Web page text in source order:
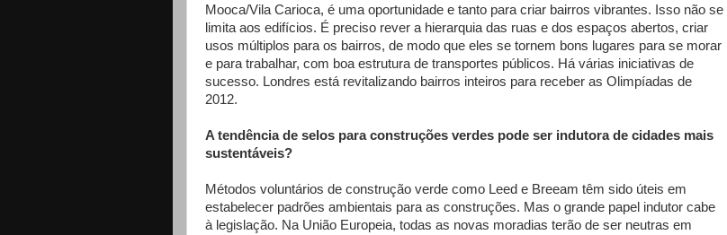
Mooca/Vila Carioca, é uma oportunidade e tanto para criar bairros vibrantes. Isso não se
limita aos edifícios. É preciso rever a hierarquia das ruas e dos espaços abertos, criar
usos múltiplos para os bairros, de modo que eles se tornem bons lugares para se morar
e para trabalhar, com boa estrutura de transportes públicos. Há várias iniciativas de
sucesso. Londres está revitalizando bairros inteiros para receber as Olimpíadas de
2012.
A tendência de selos para construções verdes pode ser indutora de cidades mais
sustentáveis?
Métodos voluntários de construção verde como Leed e Breeam têm sido úteis em
estabelecer padrões ambientais para as construções. Mas o grande papel indutor cabe
à legislação. Na União Europeia, todas as novas moradias terão de ser neutras em